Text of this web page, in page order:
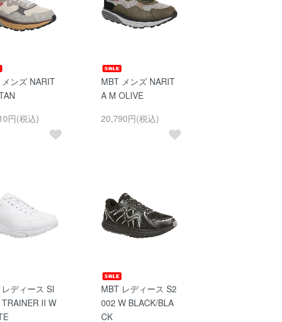
ンズ NARIT
円(税込)
MBT メンズ NARIT
A M OLIVE
20,790円(税込)
ディース SI
II W
MBT レディース S2
002 W BLACK/BLA
CK